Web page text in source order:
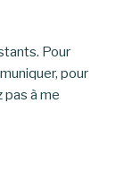
Pour
pour
à me